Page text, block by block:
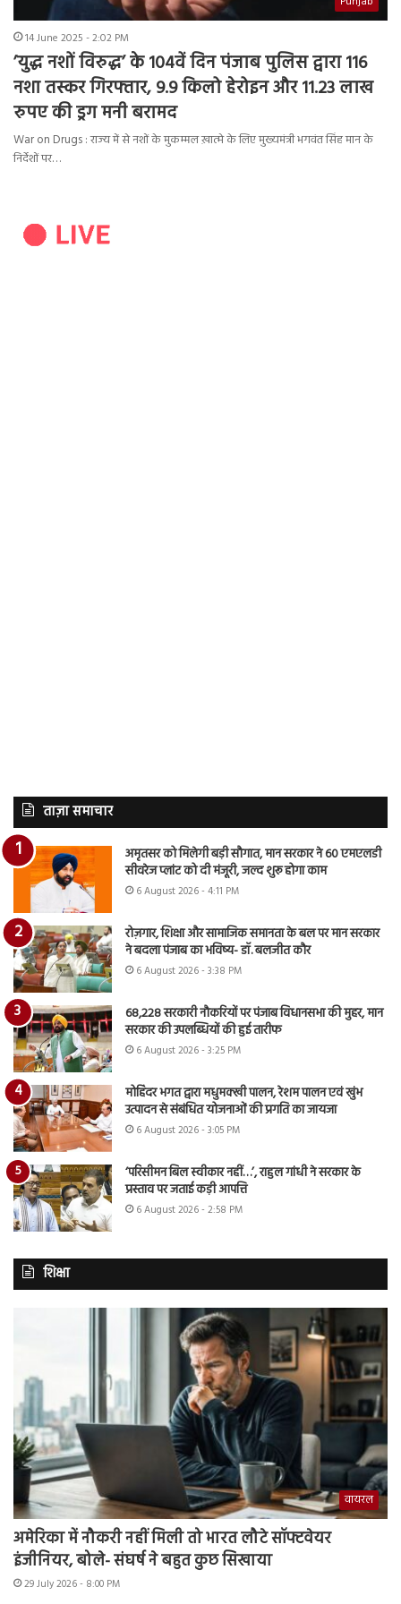
14 June 2025 - 2:02 PM
’युद्ध नशों विरुद्ध’ के 104वें दिन पंजाब पुलिस द्वारा 116
नशा तस्कर गिरफ्तार, 9.9 किलो हेरोइन और 11.23 लाख
रुपए की ड्रग मनी बरामद
War on Drugs : राज्य में से नशों के मुकम्मल ख़ात्मे के लिए मुख्यमंत्री भगवंत सिंह मान के
निर्देशों पर…
ताज़ा समाचार
अमृतसर को मिलेगी बड़ी सौगात, मान सरकार ने 60 एमएलडी
सीवरेज प्लांट को दी मंजूरी, जल्द शुरू होगा काम
6 August 2026 - 4:11 PM
रोज़गार, शिक्षा और सामाजिक समानता के बल पर मान सरकार
ने बदला पंजाब का भविष्य- डॉ. बलजीत कौर
6 August 2026 - 3:38 PM
68,228 सरकारी नौकरियों पर पंजाब विधानसभा की मुहर, मान
सरकार की उपलब्धियों की हुई तारीफ
6 August 2026 - 3:25 PM
मोहिंदर भगत द्वारा मधुमक्खी पालन, रेशम पालन एवं खुंभ
उत्पादन से संबंधित योजनाओं की प्रगति का जायजा
6 August 2026 - 3:05 PM
‘परिसीमन बिल स्वीकार नहीं…’, राहुल गांधी ने सरकार के
प्रस्ताव पर जताई कड़ी आपत्ति
6 August 2026 - 2:58 PM
शिक्षा
वायरल
अमेरिका में नौकरी नहीं मिली तो भारत लौटे सॉफ्टवेयर
इंजीनियर, बोले- संघर्ष ने बहुत कुछ सिखाया
29 July 2026 - 8:00 PM